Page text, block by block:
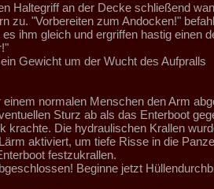
Haltegriff an der Decke schließend
zu. "Vorbereiten zum Andocken!"
ihm gleich und ergriffen hastig einen
Gewicht um der Wucht des Aufpralls
normalen Menschen den Arm
Sturz ab als das Enterboot
krachte. Die hydraulischen Krallen
aktiviert, um tiefe Risse in die
festzukrallen.
Beginne jetzt